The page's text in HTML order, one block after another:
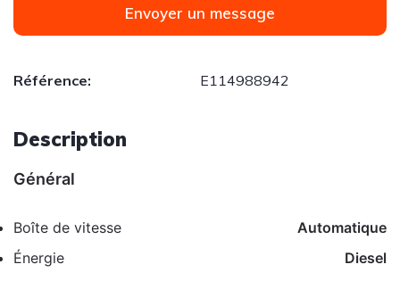
Envoyer un message
Référence: E114988942
Description
Général
Boîte de vitesse
Automatique
Énergie
Diesel